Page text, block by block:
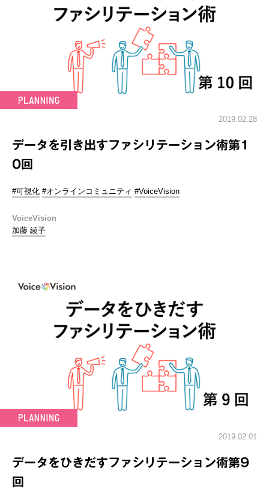
2019.02.28
データを引き出すファシリテーション術第1
0回
#可視化 #オンラインコミュニティ #VoiceVision
VoiceVision
加藤 綾子
2019.02.01
データをひきだすファシリテーション術第9
回